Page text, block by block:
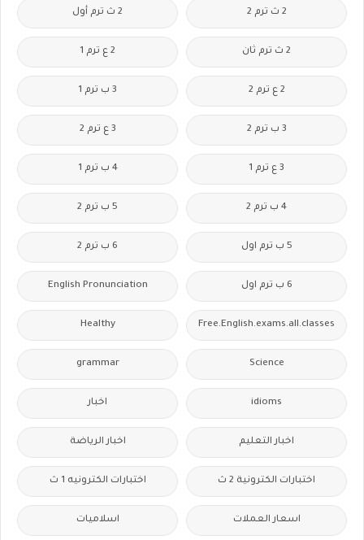
2 ث ترم 2 2 ث ترم أول
2 ث ترم ثان 2 ع ترم 1
2 ع ترم 2 3 ب ترم 1
3 ب ترم 2 3 ع ترم 2
3 ع ترم 1 4 ب ترم 1
4 ب ترم 2 5 ب ترم 2
5 ب ترم اول 6 ب ترم 2
6 ب ترم اول English Pronunciation
Free.English.exams.all.classes
Healthy
Science
grammar
idioms اخبار
اخبار التعليم اخبار الرياضة
اختبارات الكترونية 2 ث اختبارات الكترونيه 1 ث
اسعار العملات اسلاميات